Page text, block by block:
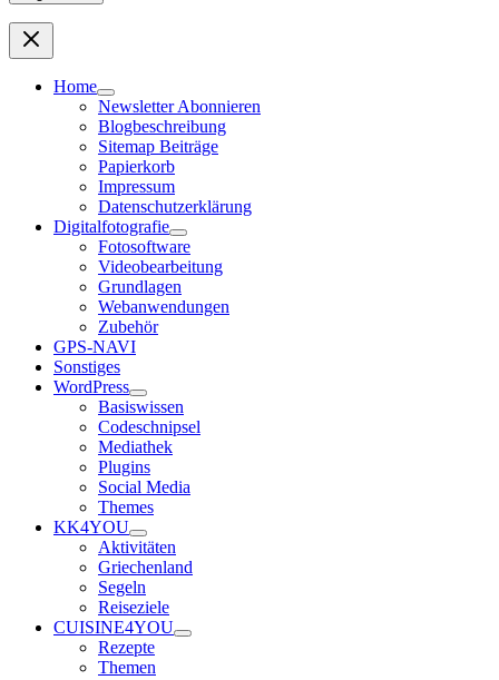
Home
Newsletter Abonnieren
Blogbeschreibung
Sitemap Beiträge
Papierkorb
Impressum
Datenschutzerklärung
Digitalfotografie
Fotosoftware
Videobearbeitung
Grundlagen
Webanwendungen
Zubehör
GPS-NAVI
Sonstiges
WordPress
Basiswissen
Codeschnipsel
Mediathek
Plugins
Social Media
Themes
KK4YOU
Aktivitäten
Griechenland
Segeln
Reiseziele
CUISINE4YOU
Rezepte
Themen